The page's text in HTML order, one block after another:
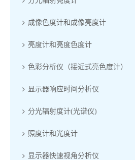
成像色度计和成像亮度计
亮度计和亮度色度计
色彩分析仪（接近式亮色度计）
显示器响应时间分析仪
分光辐射度计(光谱仪)
照度计和光度计
显示器快速视角分析仪